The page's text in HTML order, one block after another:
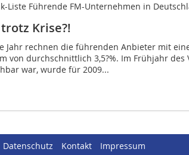
Liste Führende FM-Unternehmen in
Krise?!
Jahr rechnen die führenden Anbieter mit
von durchschnittlich 3,5?%. Im Frühjahr des
war, wurde für 2009...
Datenschutz Kontakt Impressum